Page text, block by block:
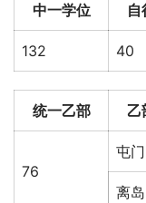
中一学位 自
132 40
统一乙部 乙
76
屯
离